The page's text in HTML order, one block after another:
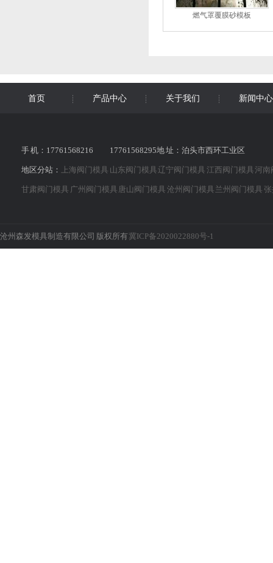
燃气罩覆膜砂模板
首页 产品中心 关于我们 新闻中心
手 机：17761568216 17761568295地 址：泊头市西环工业区
地区分站： 上海阀门模具 山东阀门模具 辽宁阀门模具 江西阀门模具 河南
甘肃阀门模具 广州阀门模具 唐山阀门模具 沧州阀门模具 兰州阀门模具
沧州森发模具制造有限公司 版权所有冀ICP备2020022880号-1